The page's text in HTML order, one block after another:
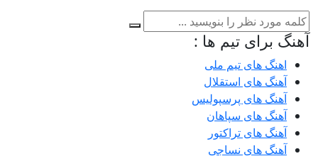
آهنگ برای تیم ها :
اهنگ های تیم ملی
آهنگ های استقلال
آهنگ های پرسپولیس
آهنگ های سپاهان
آهنگ های تراکتور
آهنگ های نساجی